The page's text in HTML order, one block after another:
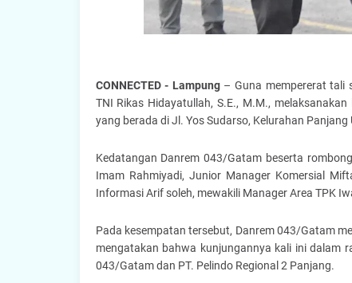
CONNECTED - Lampung– Guna mempererat tali
TNI Rikas Hidayatullah, S.E., M.M.,
yang berada di Jl. Yos Sudarso, Kelurahan
Kedatangan Danrem 043/Gatam beserta
Imam Rahmiyadi, Junior Manager Komersial
Informasi Arif soleh, mewakili Manager Area TPK
Pada kesempatan tersebut, Danrem 043/Gatam
mengatakan bahwa kunjungannya kali ini dalam
043/Gatam dan PT. Pelindo Regional 2 Panjang.